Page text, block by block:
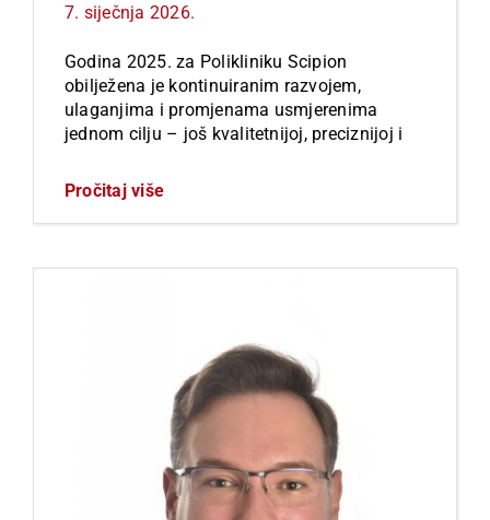
7. siječnja 2026.
Godina 2025. za Polikliniku Scipion
obilježena je kontinuiranim razvojem,
ulaganjima i promjenama usmjerenima
jednom cilju – još kvalitetnijoj, preciznijoj i
Pročitaj više